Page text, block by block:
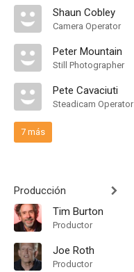
Shaun Cobley
Camera Operator
Peter Mountain
Still Photographer
Pete Cavaciuti
Steadicam Operator
7 más
Producción
Tim Burton
Productor
Joe Roth
Productor